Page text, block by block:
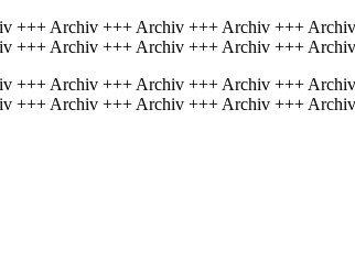
+++ Archiv +++ Archiv +++ Archiv +++
+++ Archiv +++ Archiv +++ Archiv +++
+++ Archiv +++ Archiv +++ Archiv +++
+++ Archiv +++ Archiv +++ Archiv +++